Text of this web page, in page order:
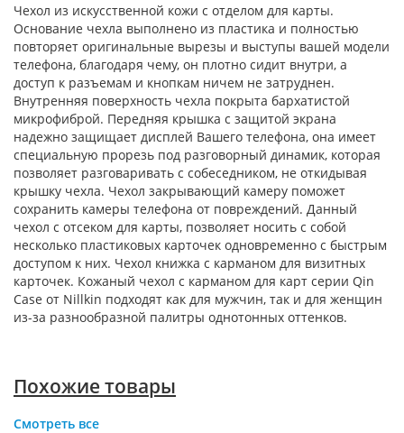
Чехол из искусственной кожи с отделом для карты.
Основание чехла выполнено из пластика и полностью
повторяет оригинальные вырезы и выступы вашей модели
телефона, благодаря чему, он плотно сидит внутри, а
доступ к разъемам и кнопкам ничем не затруднен.
Внутренняя поверхность чехла покрыта бархатистой
микрофиброй. Передняя крышка с защитой экрана
надежно защищает дисплей Вашего телефона, она имеет
специальную прорезь под разговорный динамик, которая
позволяет разговаривать с собеседником, не откидывая
крышку чехла. Чехол закрывающий камеру поможет
сохранить камеры телефона от повреждений. Данный
чехол с отсеком для карты, позволяет носить с собой
несколько пластиковых карточек одновременно с быстрым
доступом к них. Чехол книжка с карманом для визитных
карточек. Кожаный чехол с карманом для карт серии Qin
Case от Nillkin подходят как для мужчин, так и для женщин
из-за разнообразной палитры однотонных оттенков.
Похожие товары
Смотреть все